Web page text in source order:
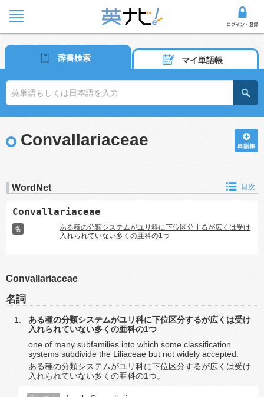
辞書検索 マイ単語帳
Convallariaceae
WordNet 目次
Convallariaceae
名
ある種の分類システムがユリ科に下位区分するが広くは受け
入れられていない多くの亜科の1つ
Convallariaceae
名詞
ある種の分類システムがユリ科に下位区分するが広くは受け
入れられていない多くの亜科の1つ
one of many subfamilies into which some classification
systems subdivide the Liliaceae but not widely accepted.
ある種の分類システムがユリ科に下位区分するが広くは受け
入れられていない多くの亜科の1つ。